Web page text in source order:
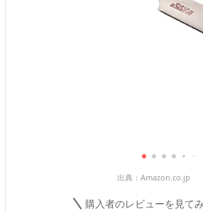
出典： Amazon.co.jp
購入者のレビューを見て